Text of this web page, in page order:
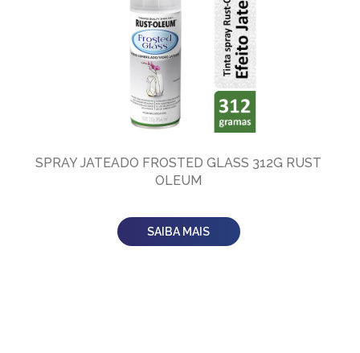
SPRAY JATEADO FROSTED GLASS 312G RUST
OLEUM
SAIBA MAIS